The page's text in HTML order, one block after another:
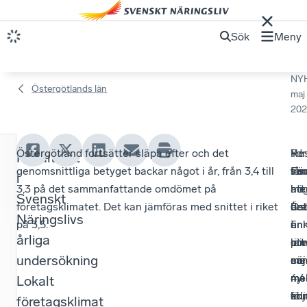
Sök Meny
Östergötlands län
maj
Resultatet
i
Svenskt
Näringslivs
årliga
undersökning
Lokalt
företagsklimat
Östergötland fortsätter släpa efter och det
genomsnittliga betyget backar något i år, från 3,4 till
3,3 på det sammanfattande omdömet på
företagsklimatet. Det kan jämföras med snittet i riket
på 3,5.
får
i
4,4
–
i
är
I
en
ny
att
det
ett
en